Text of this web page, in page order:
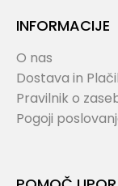
INFORMACIJE
O nas
Dostava in
Pravilnik o
Pogoji